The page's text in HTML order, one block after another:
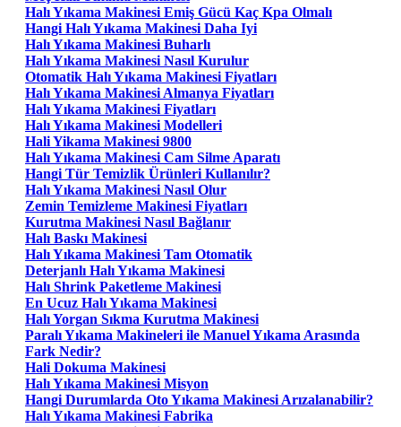
Halı Yıkama Makinesi Emiş Gücü Kaç Kpa Olmalı
Hangi Halı Yıkama Makinesi Daha Iyi
Halı Yıkama Makinesi Buharlı
Halı Yıkama Makinesi Nasıl Kurulur
Otomatik Halı Yıkama Makinesi Fiyatları
Halı Yıkama Makinesi Almanya Fiyatları
Halı Yıkama Makinesi Fiyatları
Halı Yıkama Makinesi Modelleri
Hali Yikama Makinesi 9800
Halı Yıkama Makinesi Cam Silme Aparatı
Hangi Tür Temizlik Ürünleri Kullanılır?
Halı Yıkama Makinesi Nasıl Olur
Zemin Temizleme Makinesi Fiyatları
Kurutma Makinesi Nasıl Bağlanır
Halı Baskı Makinesi
Halı Yıkama Makinesi Tam Otomatik
Deterjanlı Halı Yıkama Makinesi
Halı Shrink Paketleme Makinesi
En Ucuz Halı Yıkama Makinesi
Halı Yorgan Sıkma Kurutma Makinesi
Paralı Yıkama Makineleri ile Manuel Yıkama Arasında
Fark Nedir?
Hali Dokuma Makinesi
Halı Yıkama Makinesi Misyon
Hangi Durumlarda Oto Yıkama Makinesi Arızalanabilir?
Halı Yıkama Makinesi Fabrika